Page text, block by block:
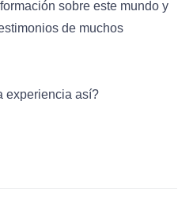
sobre este mundo y
de muchos
experiencia así?